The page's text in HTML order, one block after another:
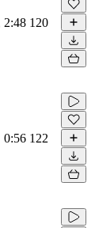
2:48 120
0:56 122